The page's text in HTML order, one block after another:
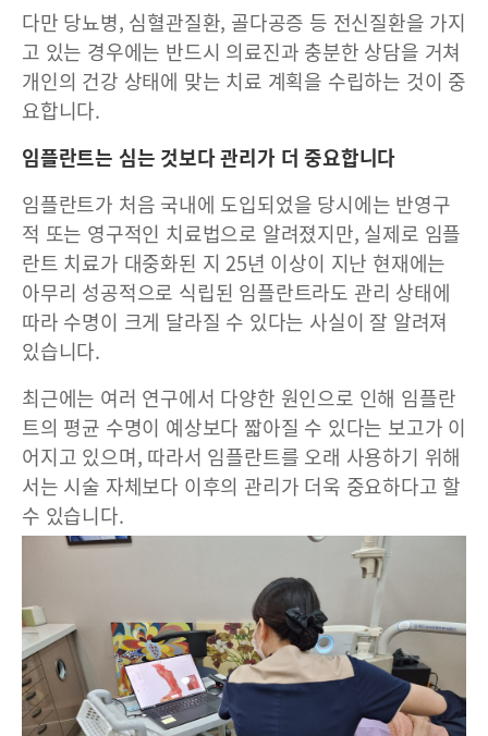
다만 당뇨병, 심혈관질환, 골다공증 등 전신질환을 가지
고 있는 경우에는 반드시 의료진과 충분한 상담을 거쳐
개인의 건강 상태에 맞는 치료 계획을 수립하는 것이 중
요합니다.
임플란트는 심는 것보다 관리가 더 중요합니다
임플란트가 처음 국내에 도입되었을 당시에는 반영구
적 또는 영구적인 치료법으로 알려졌지만, 실제로 임플
란트 치료가 대중화된 지 25년 이상이 지난 현재에는
아무리 성공적으로 식립된 임플란트라도 관리 상태에
따라 수명이 크게 달라질 수 있다는 사실이 잘 알려져
있습니다.
최근에는 여러 연구에서 다양한 원인으로 인해 임플란
트의 평균 수명이 예상보다 짧아질 수 있다는 보고가 이
어지고 있으며, 따라서 임플란트를 오래 사용하기 위해
서는 시술 자체보다 이후의 관리가 더욱 중요하다고 할
수 있습니다.